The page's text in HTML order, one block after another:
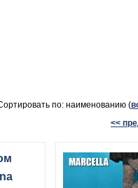
по: наименованию (
<<